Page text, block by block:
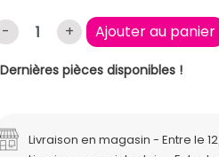
- + Ajouter au panier
Dernières pièces disponibles !
Livraison en magasin Entre le